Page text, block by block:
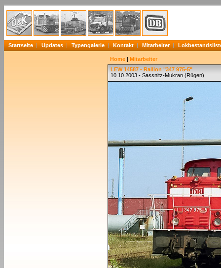
Startseite Updates Typengalerie Kontakt Mitarbeiter
Home | Mitarbeiter
LEW 14587 - Railion "347 975-5"
10.10.2003 - Sassnitz-Mukran (Rügen)